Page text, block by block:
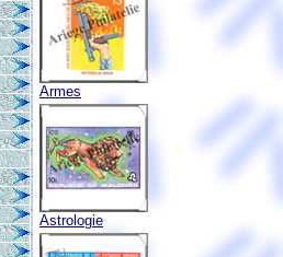
Armes
Astrologie